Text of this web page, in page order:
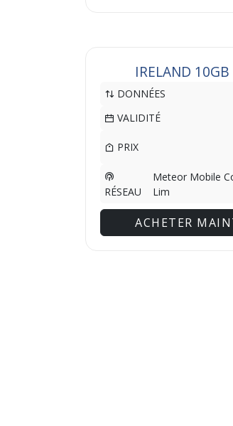
IRELAND
DONNÉES
VALIDITÉ
PRIX
RÉSEAU
Meteor Mobile
Lim
ACHETER